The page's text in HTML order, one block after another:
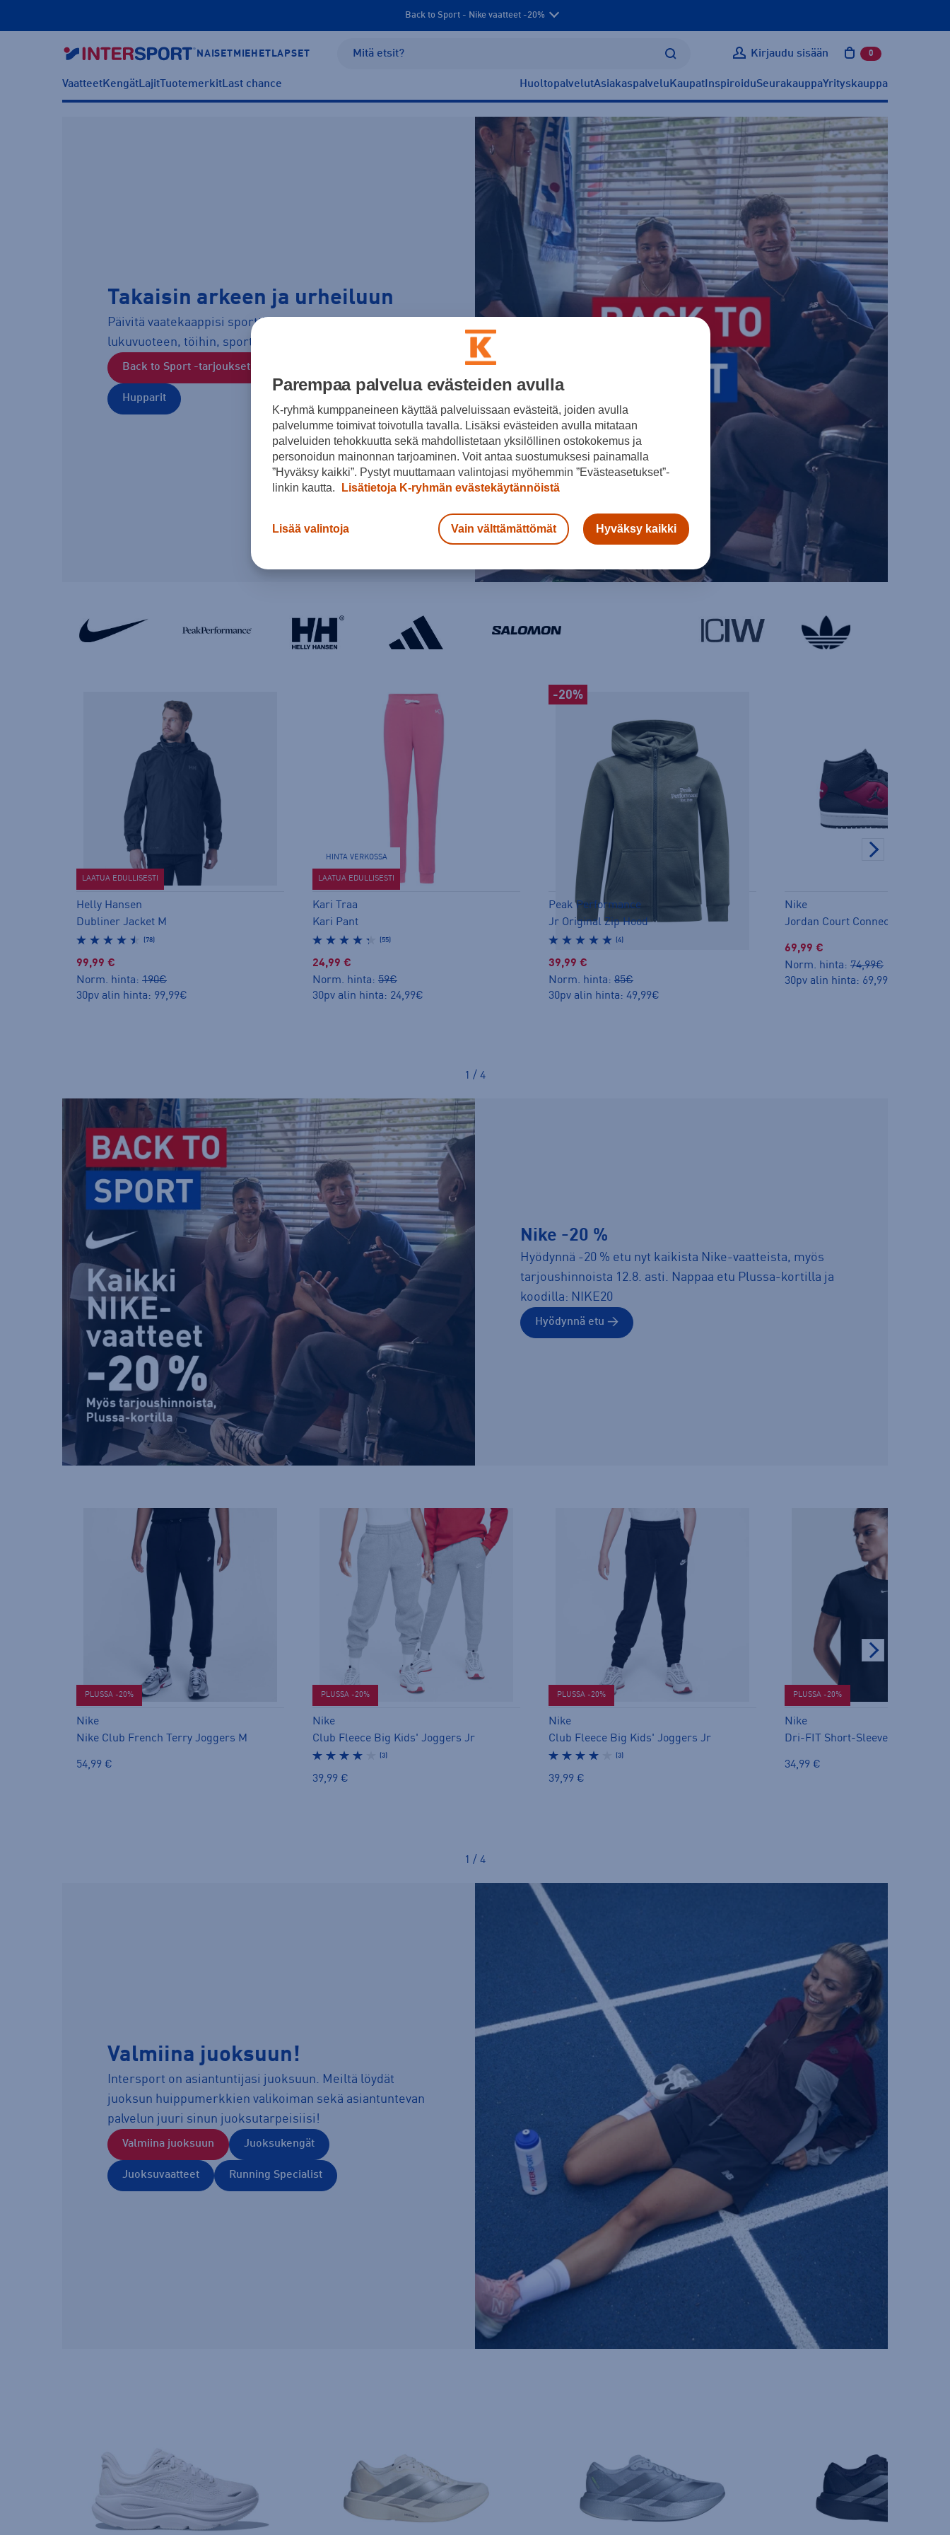
Back to Sport - Nike vaatteet -20%
NAISET MIEHET LAPSET Kirjaudu sisään 0 tuotetta
VaatteetKengätLajitTuotemerkitLast chance HuoltopalvelutAsiakaspalvelu Kaupat InspiroiduSeurakauppaYrityskauppa
Takaisin arkeen ja urheiluun
Päivitä vaatekaappisi sporttisilla löydöillä alkavaan
lukuvuoteen, töihin, sporttiin sekä arkeen!
Back to Sport -tarjoukset
Hupparit
LAATUA EDULLISESTI
Helly Hansen
Dubliner Jacket M
(78)
99,99 €
Norm. hinta: 190€
30pv alin hinta: 99,99€
HINTA VERKOSSA
LAATUA EDULLISESTI
Kari Traa
Kari Pant
(55)
24,99 €
Norm. hinta: 59€
30pv alin hinta: 24,99€
-20%
Peak Performance
Jr Original Zip Hood
(4)
39,99 €
Norm. hinta: 85€
30pv alin hinta: 49,99€
Nike
Jordan Court Connect Mid Shoes
69,99 €
Norm. hinta: 74,99€
30pv alin hinta: 69,99€
1 / 4
Nike -20 %
Hyödynnä -20 % etu nyt kaikista Nike-vaatteista, myös
tarjoushinnoista 12.8. asti. Nappaa etu Plussa-kortilla ja
koodilla: NIKE20
Hyödynnä etu →
PLUSSA -20%
Nike
Nike Club French Terry Joggers M
54,99 €
PLUSSA -20%
Nike
Club Fleece Big Kids' Joggers Jr
(3)
39,99 €
PLUSSA -20%
Nike
Club Fleece Big Kids' Joggers Jr
(3)
39,99 €
PLUSSA -20%
Nike
Dri-FIT Short-Sleeve Top W
34,99 €
1 / 4
Valmiina juoksuun!
Intersport on asiantuntijasi juoksuun. Meiltä löydät
juoksun huippumerkkien valikoiman sekä asiantuntevan
palvelun juuri sinun juoksutarpeisiisi!
Valmiina juoksuun Juoksukengät
Juoksuvaatteet Running Specialist
Parempaa palvelua evästeiden avulla
K-ryhmä kumppaneineen käyttää palveluissaan evästeitä, joiden avulla
palvelumme toimivat toivotulla tavalla. Lisäksi evästeiden avulla mitataan
palveluiden tehokkuutta sekä mahdollistetaan yksilöllinen ostokokemus ja
personoidun mainonnan tarjoaminen. Voit antaa suostumuksesi painamalla
”Hyväksy kaikki”. Pystyt muuttamaan valintojasi myöhemmin ”Evästeasetukset”-
linkin kautta.
Lisätietoja K-ryhmän evästekäytännöistä
Lisää valintoja Vain välttämättömät Hyväksy kaikki